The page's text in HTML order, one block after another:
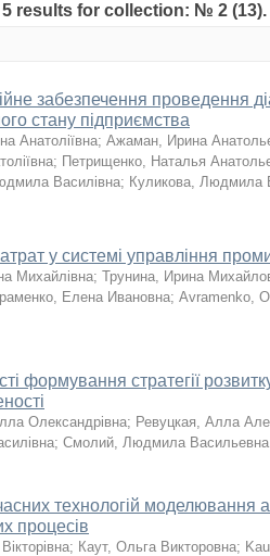
results for collection: № 2 (13).
забезпечення проведення
стану підприємства
Анатоліївна; Ажаман, Ирина
; Петрищенко, Наталья
Василівна; Куликова, Людмила
у системі управління
Михайлівна; Трунина, Ирина
Елена Ивановна; Avramenko,
формування стратегії
Олександрівна; Ревуцкая, Алла
; Смолий, Людмила Васильевна
технологій моделювання
процесів
; Каут, Ольга Викторовна;